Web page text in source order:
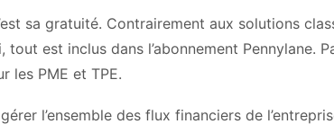
sa gratuité. Contrairement aux solutions
est inclus dans l’abonnement Pennylane.
les PME et TPE.
l’ensemble des flux financiers de